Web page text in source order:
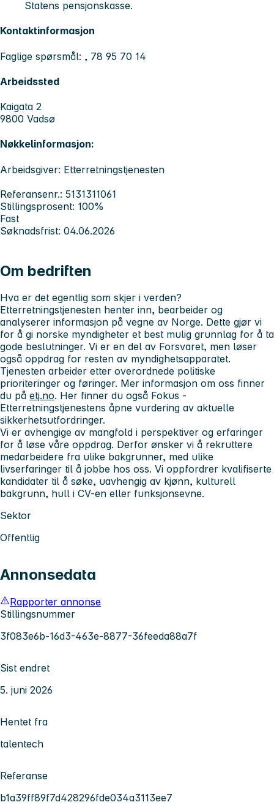
Statens pensjonskasse.
Kontaktinformasjon
Faglige spørsmål: , 78 95 70 14
Arbeidssted
Kaigata 2
9800 Vadsø
Nøkkelinformasjon:
Arbeidsgiver: Etterretningstjenesten
Referansenr.: 5131311061
Stillingsprosent: 100%
Fast
Søknadsfrist: 04.06.2026
Om bedriften
Hva er det egentlig som skjer i verden?
Etterretningstjenesten henter inn, bearbeider og
analyserer informasjon på vegne av Norge. Dette gjør vi
for å gi norske myndigheter et best mulig grunnlag for å ta
gode beslutninger. Vi er en del av Forsvaret, men løser
også oppdrag for resten av myndighetsapparatet.
Tjenesten arbeider etter overordnede politiske
prioriteringer og føringer. Mer informasjon om oss finner
du på etj.no. Her finner du også Fokus -
Etterretningstjenestens åpne vurdering av aktuelle
sikkerhetsutfordringer.
Vi er avhengige av mangfold i perspektiver og erfaringer
for å løse våre oppdrag. Derfor ønsker vi å rekruttere
medarbeidere fra ulike bakgrunner, med ulike
livserfaringer til å jobbe hos oss. Vi oppfordrer kvalifiserte
kandidater til å søke, uavhengig av kjønn, kulturell
bakgrunn, hull i CV-en eller funksjonsevne.
Sektor
Offentlig
Annonsedata
Rapporter annonse
Stillingsnummer
3f083e6b-16d3-463e-8877-36feeda88a7f
Sist endret
5. juni 2026
Hentet fra
talentech
Referanse
b1a39ff89f7d428296fde034a3113ee7